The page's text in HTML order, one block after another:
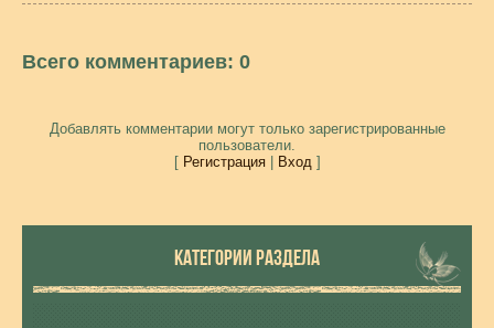
Всего комментариев: 0
Добавлять комментарии могут только зарегистрированные
пользователи.
[ Регистрация| Вход]
КАТЕГОРИИ РАЗДЕЛА